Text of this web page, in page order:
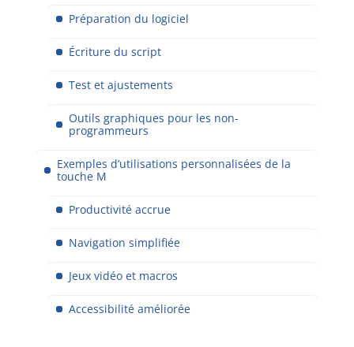
Préparation du logiciel
Écriture du script
Test et ajustements
Outils graphiques pour les non-
programmeurs
Exemples d’utilisations personnalisées de la
touche M
Productivité accrue
Navigation simplifiée
Jeux vidéo et macros
Accessibilité améliorée